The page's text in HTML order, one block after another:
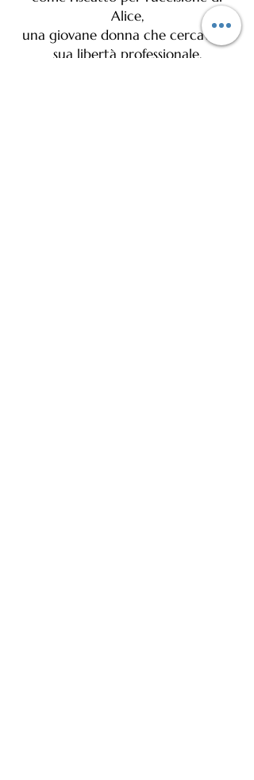
Alice,
una giovane donna che cercava la
sua libertà professionale.